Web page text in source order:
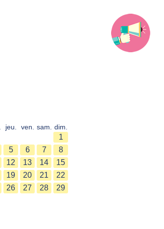
jeu. ven. sam. dim.
1
5 6 7
8
12 13 14
15
19 20 21
22
26 27 28
29